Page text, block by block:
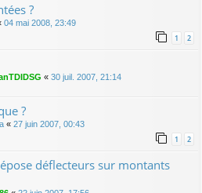
?
04 mai 2008, 23:49
1 2
« 30 juil. 2007, 21:14
?
« 27 juin 2007, 00:43
1 2
déflecteurs sur montants